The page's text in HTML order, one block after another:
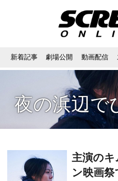
新着記事 劇場公開 動画配信
夜の浜辺で
主演のキ
ン映画